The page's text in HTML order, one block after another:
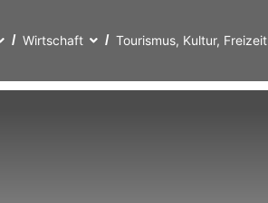
Wirtschaft Tourismus, Kultur, Freizeit